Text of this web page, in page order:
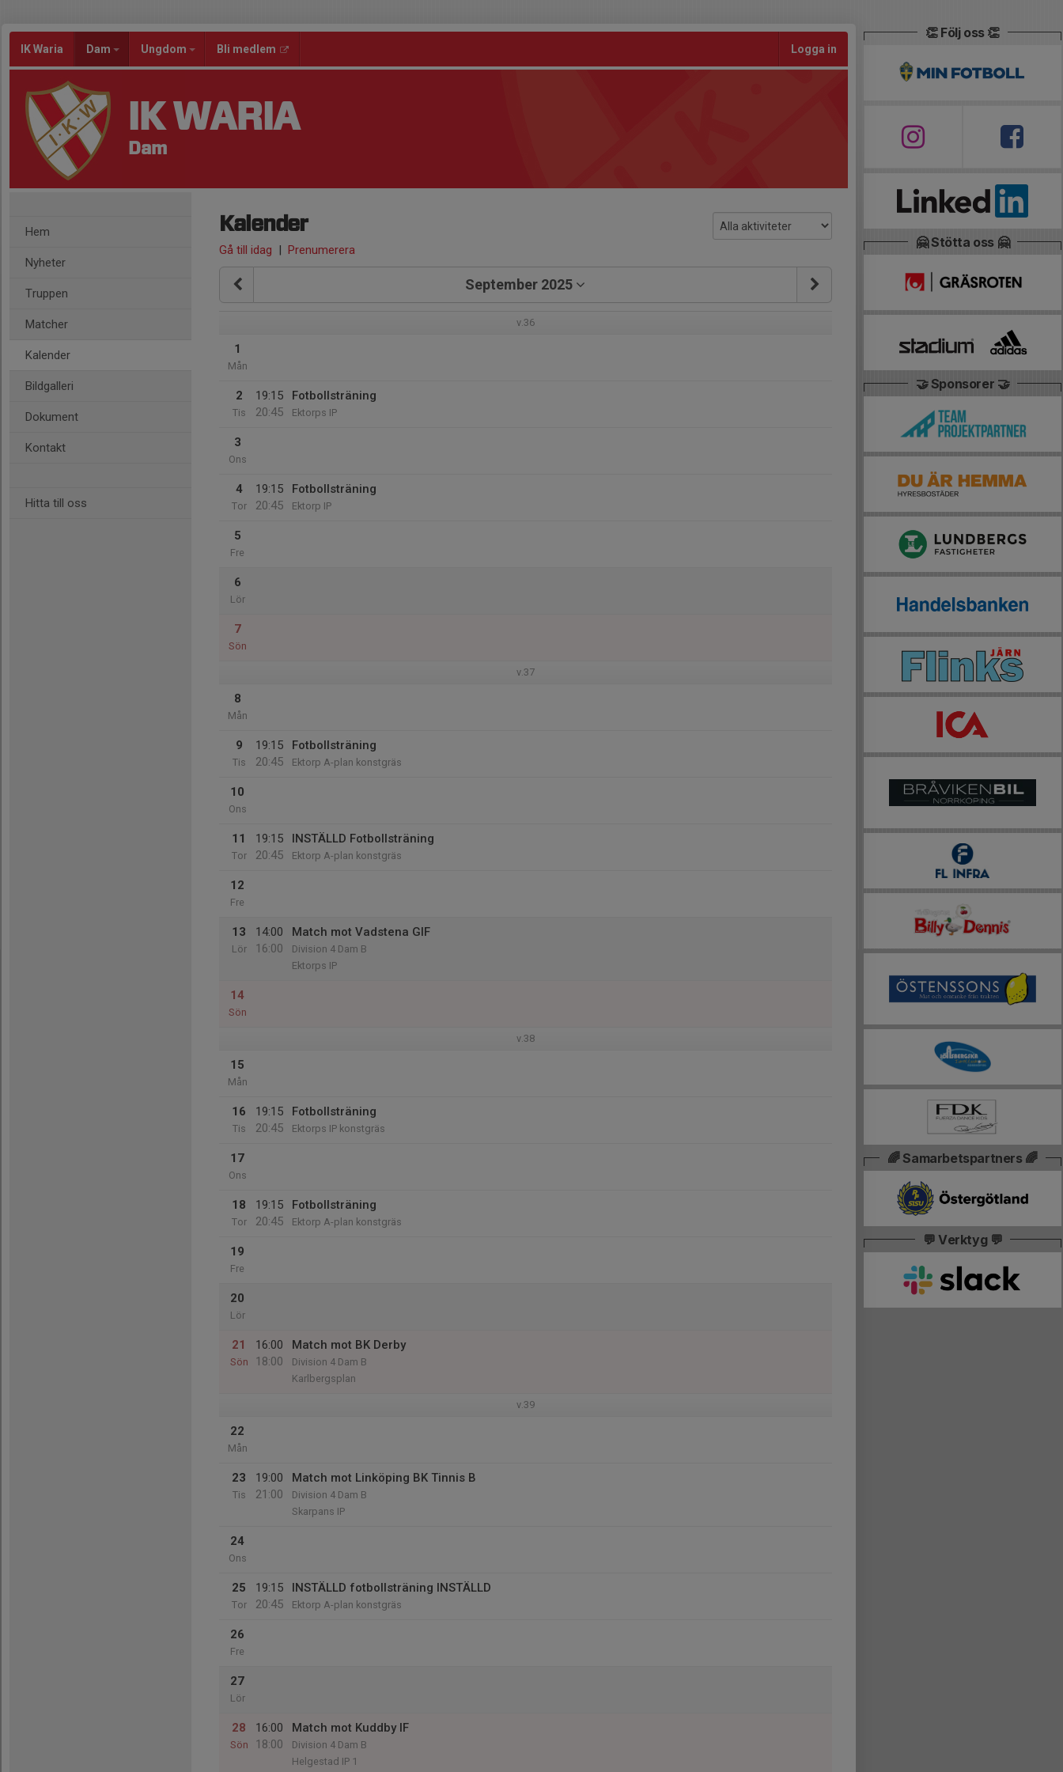
IK Waria Dam Ungdom Bli medlem Logga in
IK WARIA
Dam
Hem
Nyheter
Truppen
Matcher
Kalender
Bildgalleri
Dokument
Kontakt
Hitta till oss
Kalender
Gå till idag | Prenumerera
September 2025
v.36
1
Mån
2
Tis
19:15
20:45
Fotbollsträning
Ektorps IP
3
Ons
4
Tor
19:15
20:45
Fotbollsträning
Ektorp IP
5
Fre
6
Lör
7
Sön
v.37
8
Mån
9
Tis
19:15
20:45
Fotbollsträning
Ektorp A-plan konstgräs
10
Ons
11
Tor
19:15
20:45
INSTÄLLD Fotbollsträning
Ektorp A-plan konstgräs
12
Fre
13
Lör
14:00
16:00
Match mot Vadstena GIF
Division 4 Dam B
Ektorps IP
14
Sön
v.38
15
Mån
16
Tis
19:15
20:45
Fotbollsträning
Ektorps IP konstgräs
17
Ons
18
Tor
19:15
20:45
Fotbollsträning
Ektorp A-plan konstgräs
19
Fre
20
Lör
21
Sön
16:00
18:00
Match mot BK Derby
Division 4 Dam B
Karlbergsplan
v.39
22
Mån
23
Tis
19:00
21:00
Match mot Linköping BK Tinnis B
Division 4 Dam B
Skarpans IP
24
Ons
25
Tor
19:15
20:45
INSTÄLLD fotbollsträning INSTÄLLD
Ektorp A-plan konstgräs
26
Fre
27
Lör
28
Sön
16:00
18:00
Match mot Kuddby IF
Division 4 Dam B
Helgestad IP 1
👏 Följ oss 👏
🤗 Stötta oss 🤗
🤝 Sponsorer 🤝
🌈 Samarbetspartners 🌈
💬 Verktyg 💬